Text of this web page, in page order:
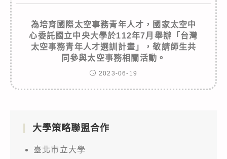
為培育國際太空事務青年人才，國家太空中
心委託國立中央大學於112年7月舉辦「台灣
太空事務青年人才選訓計畫」，敬請師生共
同參與太空事務相關活動。
2023-06-19
大學策略聯盟合作
臺北市立大學